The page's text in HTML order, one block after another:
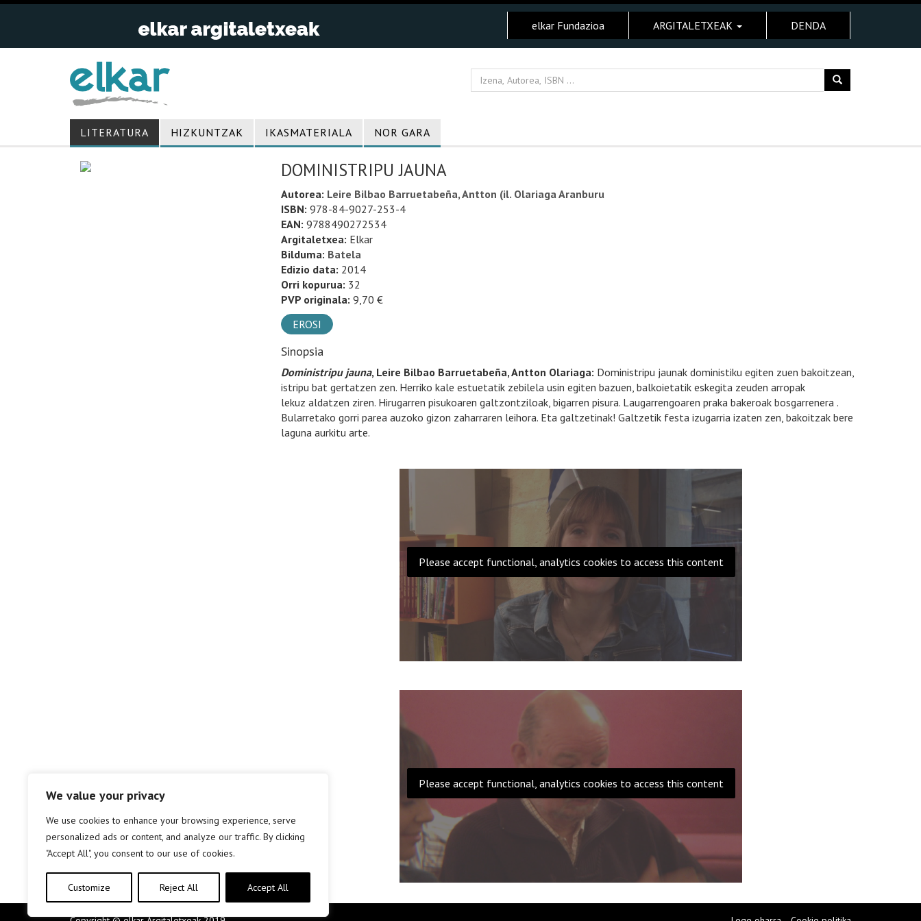
We value your privacy
We use cookies to enhance your browsing experience, serve
personalized ads or content, and analyze our traffic. By clicking
"Accept All", you consent to our use of cookies.
Customize Reject All Accept All
elkar Fundazioa ARGITALETXEAK DENDA
LITERATURA HIZKUNTZAK IKASMATERIALA NOR GARA
DOMINISTRIPU JAUNA
Autorea: Leire Bilbao Barruetabeña, Antton (il. Olariaga Aranburu
ISBN: 978-84-9027-253-4
EAN: 9788490272534
Argitaletxea: Elkar
Bilduma: Batela
Edizio data: 2014
Orri kopurua: 32
PVP originala: 9,70 €
EROSI
Sinopsia
Doministripu jauna, Leire Bilbao Barruetabeña, Antton Olariaga: Doministripu jaunak doministiku egiten zuen bakoitzean,
istripu bat gertatzen zen. Herriko kale estuetatik zebilela usin egiten bazuen, balkoietatik eskegita zeuden arropak
lekuz aldatzen ziren. Hirugarren pisukoaren galtzontziloak, bigarren pisura. Laugarrengoaren praka bakeroak bosgarrenera .
Bularretako gorri parea auzoko gizon zaharraren leihora. Eta galtzetinak! Galtzetik festa izugarria izaten zen, bakoitzak bere
laguna aurkitu arte.
Please accept functional, analytics cookies to access this content
Please accept functional, analytics cookies to access this content